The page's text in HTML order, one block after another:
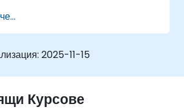
приоритизиране и изпълнение
потенциални случаи на
за AI автоматизация с BabyAGI.
2025-11-15
Курсове